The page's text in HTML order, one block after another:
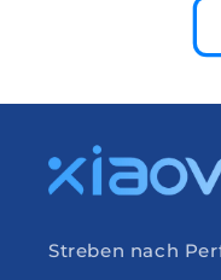
Streben nach